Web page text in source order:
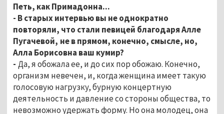
Петь, как Примадонна...
- В старых интервью вы не однократно
повторяли, что стали певицей благодаря Алле
Пугачевой, не в прямом, конечно, смысле, но,
Алла Борисовна ваш кумир?
- Да, я обожала ее, и до сих пор обожаю. Конечно,
организм невечен, и, когда женщина имеет такую
голосовую нагрузку, бурную концертную
деятельность и давление со стороны общества, то
невозможно удержать форму. Но она молодец, она